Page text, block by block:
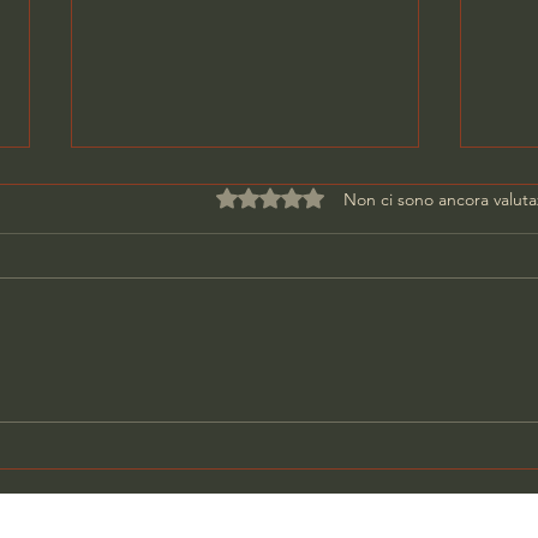
Valutazione 0 stelle su 5.
Non ci sono ancora